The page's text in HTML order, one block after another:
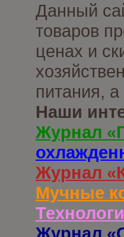
Данный
товаров
ценах и
питания,
Наши
Журнал
Журнал
Мучные